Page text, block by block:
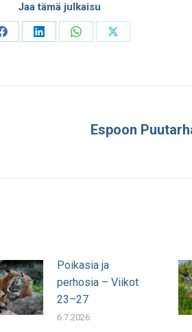
Jaa tämä julkaisu
Share
Share
Share
Share
Seuraava
Espoon
Poikasia ja
perhosia – Viikot
23–27
6.7.2026